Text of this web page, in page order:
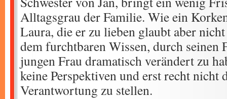
Alltagsgrau der Familie. Wie ein
Laura, die er zu lieben glaubt aber
dem furchtbaren Wissen, durch seinen
jungen Frau dramatisch verändert zu
keine Perspektiven und erst recht nicht
Verantwortung zu stellen.